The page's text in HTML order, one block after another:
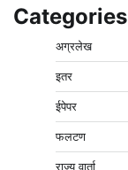
Categories
अग्रलेख
इतर
ईपेपर
फलटण
राज्य वार्ता